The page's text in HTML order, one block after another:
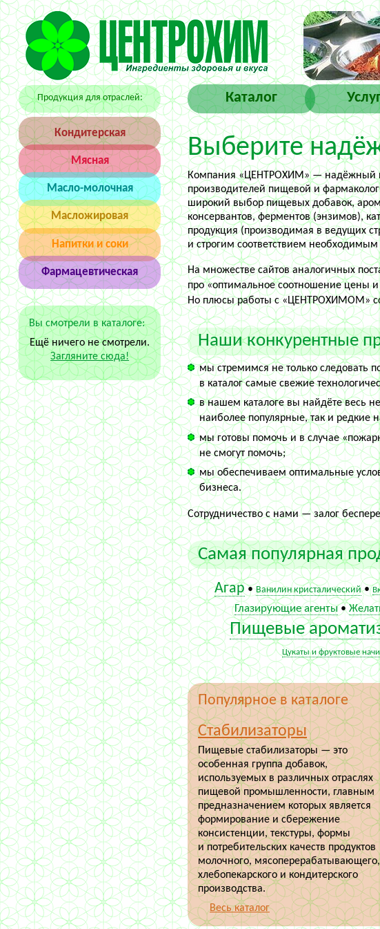
Каталог
Продукция для отраслей:
Конди­тер­ская
Мясная
Масло-молоч­ная
Масло­жиро­вая
Напитки и соки
Фарма­цев­тиче­ская
Вы смотрели в каталоге:
Ещё ничего не смотрели.
Загляните сюда!
Выберите
Компания «ЦЕНТРОХИМ» — надёжный и
производителей пищевой и
широкий выбор пищевых добавок,
консервантов, ферментов (энзимов),
продукция (производимая в ведущих
и строгим соответствием
На множестве сайтов аналогичных
про «оптимальное соотношение цены
Но плюсы работы с «ЦЕНТРОХИМОМ»
Наши конкурентные
мы стремимся не только следовать
в каталог самые свежие
в нашем каталоге вы найдёте весь
наиболее популярные, так и редкие
мы готовы помочь и в случае
не смогут помочь;
мы обеспечиваем оптимальные
бизнеса.
Сотрудничество с нами — залог
Самая популярная
Агар •Ванилин кристалический•
Глазирующие агенты•
Пищевые
Цукаты и фруктовые
Популярное в каталоге
Стабилизаторы
Пищевые стабилизаторы — это
особенная группа добавок,
используемых в различных отраслях
пищевой промышленности, главным
предназначением которых является
формирование и сбережение
консистенции, текстуры, формы
и потребительских качеств продуктов
молочного, мясоперерабатывающего,
хлебопекарского и кондитерского
производства.
Весь каталог